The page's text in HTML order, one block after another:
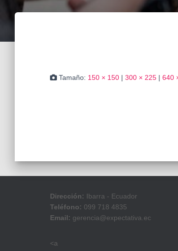
Tamaño: 150 × 150 | 300 × 225 | 640
Dirección: Ibarra - Ecuador
Teléfono: 099 718 4835
Email: gerencia@expectativa.ec
<a